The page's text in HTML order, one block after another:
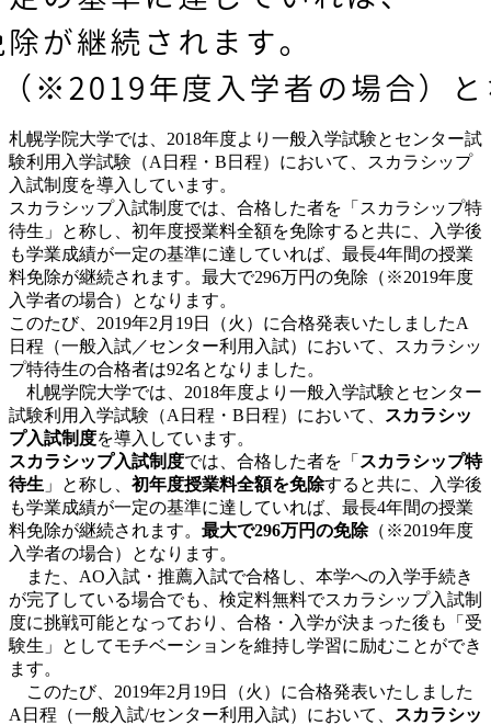
札幌学院大学では、2018年度より一般入学試験とセンター試
験利用入学試験（A日程・B日程）において、スカラシップ
入試制度を導入しています。
スカラシップ入試制度では、合格した者を「スカラシップ特
待生」と称し、初年度授業料全額を免除すると共に、入学後
も学業成績が一定の基準に達していれば、最長4年間の授業
料免除が継続されます。最大で296万円の免除（※2019年度
入学者の場合）となります。
このたび、2019年2月19日（火）に合格発表いたしましたA
日程（一般入試／センター利用入試）において、スカラシッ
プ特待生の合格者は92名となりました。
札幌学院大学では、2018年度より一般入学試験とセンター
試験利用入学試験（A日程・B日程）において、
スカラシッ
プ入試制度を導入しています。
スカラシップ入試制度では、合格した者を「 スカラシップ特
待生 」と称し、 初年度授業料全額を免除すると共に、入学後
も学業成績が一定の基準に達していれば、最長4年間の授業
料免除が継続されます。 最大で296万円の免除（※2019年度
入学者の場合）となります。
また、AO入試・推薦入試で合格し、本学への入学手続き
が完了している場合でも、検定料無料でスカラシップ入試制
度に挑戦可能となっており、合格・入学が決まった後も「受
験生」としてモチベーションを維持し学習に励むことができ
ます。
このたび、2019年2月19日（火）に合格発表いたしました
A日程（一般入試/センター利用入試）において、
スカラシッ